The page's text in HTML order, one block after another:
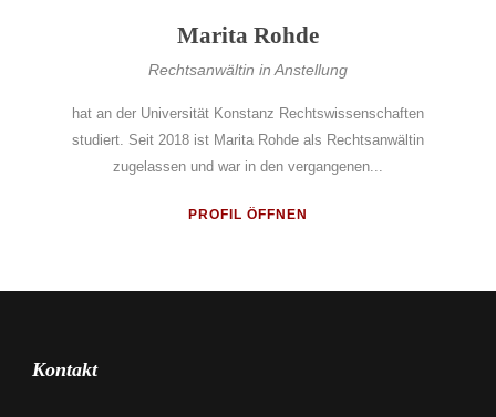
Marita Rohde
Rechtsanwältin in Anstellung
hat an der Universität Konstanz Rechtswissenschaften
studiert. Seit 2018 ist Marita Rohde als Rechtsanwältin
zugelassen und war in den vergangenen...
PROFIL ÖFFNEN
Kontakt